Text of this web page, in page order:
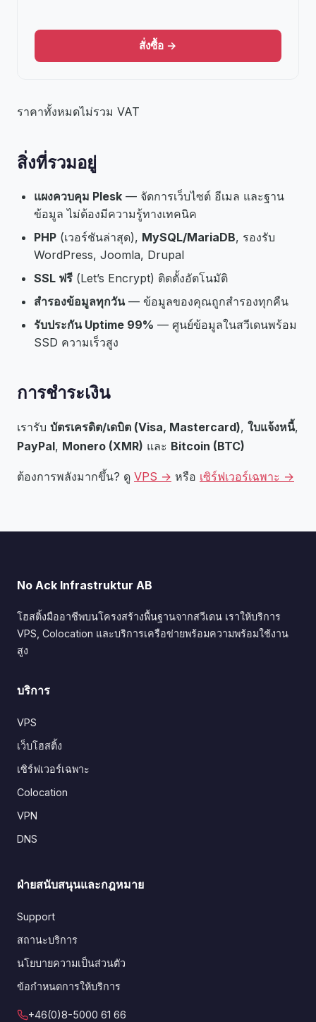
สั่งซื้อ →
ราคาทั้งหมดไม่รวม VAT
สิ่งที่รวมอยู่
แผงควบคุม Plesk — จัดการเว็บไซต์ อีเมล และฐาน
ข้อมูล ไม่ต้องมีความรู้ทางเทคนิค
PHP (เวอร์ชันล่าสุด), MySQL/MariaDB, รองรับ
WordPress, Joomla, Drupal
SSL ฟรี (Let’s Encrypt) ติดตั้งอัตโนมัติ
สำรองข้อมูลทุกวัน— ข้อมูลของคุณถูกสำรองทุกคืน
รับประกัน Uptime 99% — ศูนย์ข้อมูลในสวีเดนพร้อม
SSD ความเร็วสูง
การชำระเงิน
เรารับ บัตรเครดิต/เดบิต (Visa, Mastercard), ใบแจ้งหนี้,
PayPal, Monero (XMR) และ Bitcoin (BTC)
ต้องการพลังมากขึ้น? ดู VPS → หรือ เซิร์ฟเวอร์เฉพาะ →
No Ack Infrastruktur AB
โฮสติ้งมืออาชีพบนโครงสร้างพื้นฐานจากสวีเดน เราให้บริการ
VPS, Colocation และบริการเครือข่ายพร้อมความพร้อมใช้งาน
สูง
บริการ
VPS
เว็บโฮสติ้ง
เซิร์ฟเวอร์เฉพาะ
Colocation
VPN
DNS
ฝ่ายสนับสนุนและกฎหมาย
Support
สถานะบริการ
นโยบายความเป็นส่วนตัว
ข้อกำหนดการให้บริการ
+46(0)8-5000 61 66